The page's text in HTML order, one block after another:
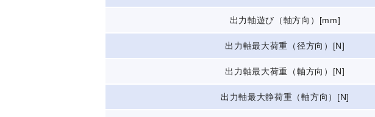
出力軸遊び（軸方向）[mm]
出力軸最大荷重（径方向）[N]
出力軸最大荷重（軸方向）[N]
出力軸最大静荷重（軸方向）[N]